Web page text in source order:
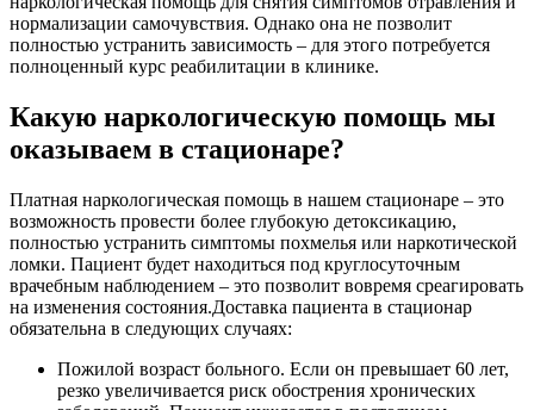
нормализации самочувствия. Однако она не позволит
полностью устранить зависимость – для этого потребуется
полноценный курс реабилитации в клинике.
Какую наркологическую помощь мы
оказываем в стационаре?
Платная наркологическая помощь в нашем стационаре – это
возможность провести более глубокую детоксикацию,
полностью устранить симптомы похмелья или наркотической
ломки. Пациент будет находиться под круглосуточным
врачебным наблюдением – это позволит вовремя среагировать
на изменения состояния.Доставка пациента в стационар
обязательна в следующих случаях:
Пожилой возраст больного. Если он превышает 60 лет,
резко увеличивается риск обострения хронических